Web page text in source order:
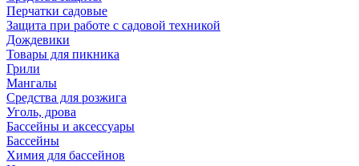
Перчатки садовые
Защита при работе с садовой техникой
Дождевики
Товары для пикника
Грили
Мангалы
Средства для розжига
Уголь, дрова
Бассейны и аксессуары
Бассейны
Химия для бассейнов